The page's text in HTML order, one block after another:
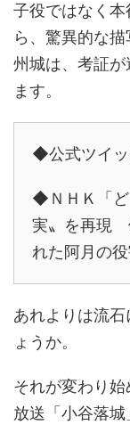
子役ではなく
ら、驚異的な
州城は、考証
ます。
◆公式ツイッ
◆ＮＨＫ「ど
実〟を再現
れた阿月の
あれよりは流
ょうか。
それが変わり
放送「小谷落城